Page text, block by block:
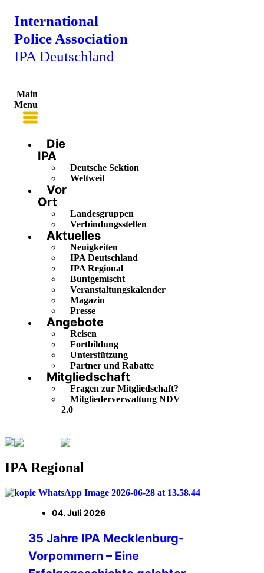
International
Police Association
IPA Deutschland
Main
Menu
Die
IPA
Deutsche Sektion
Weltweit
Vor
Ort
Landesgruppen
Verbindungsstellen
Aktuelles
Neuigkeiten
IPA Deutschland
IPA Regional
Buntgemischt
Veranstaltungskalender
Magazin
Presse
Angebote
Reisen
Fortbildung
Unterstützung
Partner und Rabatte
Mitgliedschaft
Fragen zur Mitgliedschaft?
Mitgliederverwaltung NDV
2.0
IPA Regional
04. Juli 2026
35 Jahre IPA Mecklenburg-
Vorpommern – Eine